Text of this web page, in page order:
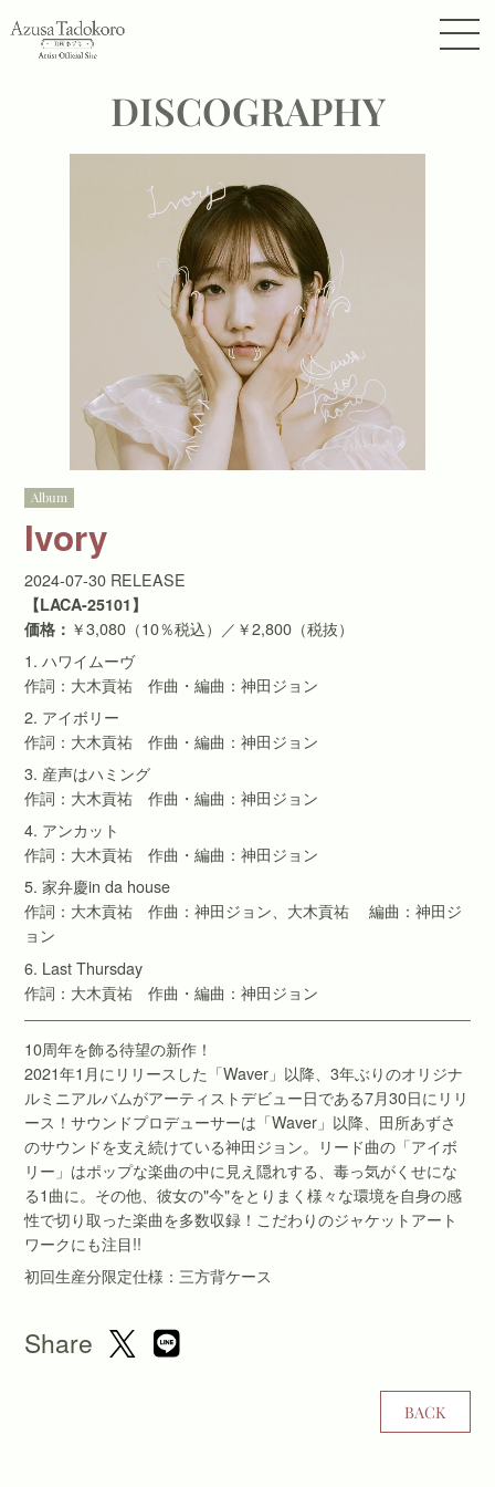
DISCOGRAPHY
Album
Ivory
2024-07-30 RELEASE
【LACA-25101】
価格： ￥3,080（10％税込）／￥2,800（税抜）
1. ハワイムーヴ
作詞：大木貢祐 作曲・編曲：神田ジョン
2. アイボリー
作詞：大木貢祐 作曲・編曲：神田ジョン
3. 産声はハミング
作詞：大木貢祐 作曲・編曲：神田ジョン
4. アンカット
作詞：大木貢祐 作曲・編曲：神田ジョン
5. 家弁慶in da house
作詞：大木貢祐 作曲：神田ジョン、大木貢祐 編曲：神田ジ
ョン
6. Last Thursday
作詞：大木貢祐 作曲・編曲：神田ジョン
10周年を飾る待望の新作！
2021年1月にリリースした「Waver」以降、3年ぶりのオリジナ
ルミニアルバムがアーティストデビュー日である7月30日にリリ
ース！サウンドプロデューサーは「Waver」以降、田所あずさ
のサウンドを支え続けている神田ジョン。リード曲の「アイボ
リー」はポップな楽曲の中に見え隠れする、毒っ気がくせにな
る1曲に。その他、彼女の"今"をとりまく様々な環境を自身の感
性で切り取った楽曲を多数収録！こだわりのジャケットアート
ワークにも注目!!
初回生産分限定仕様：三方背ケース
Share
BACK